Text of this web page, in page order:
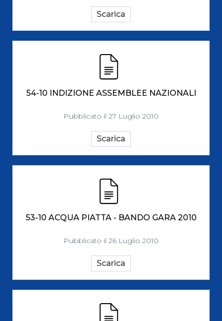
Scarica
54-10 INDIZIONE ASSEMBLEE NAZIONALI
Pubblicato il 27 Luglio 2010
Scarica
53-10 ACQUA PIATTA - BANDO GARA 2010
Pubblicato il 26 Luglio 2010
Scarica